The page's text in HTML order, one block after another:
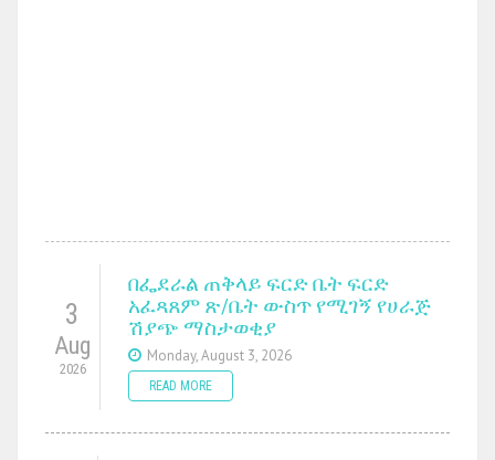
3
Aug
2026
በፌደራል ጠቅላይ ፍርድ ቤት ፍርድ
አፈጻጸም ጽ/ቤት ውስጥ የሚገኝ የሀራጅ
ሽያጭ ማስታወቂያ
Monday, August 3, 2026
READ MORE